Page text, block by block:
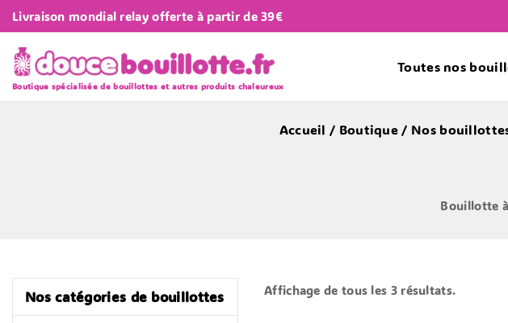
Livraison mondial relay offerte à partir de 39€
Boutique spécialisée de bouillottes et autres produits chaleureux
Toutes nos
Accueil / Boutique / Nos
Bouillotte
Affichage de tous les 3résultats.
Nos catégories de bouillottes